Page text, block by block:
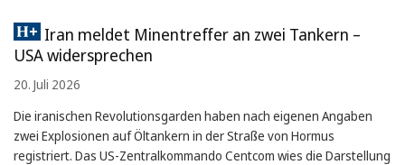
Iran meldet Minentreffer an zwei Tankern –
USA widersprechen
20. Juli 2026
Die iranischen Revolutionsgarden haben nach eigenen Angaben
zwei Explosionen auf Öltankern in der Straße von Hormus
registriert. Das US-Zentralkommando Centcom wies die Darstellung